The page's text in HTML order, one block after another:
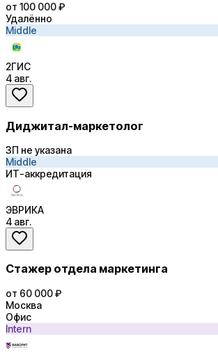
от 100 000 ₽
Удалённо
Middle
2ГИС
4 авг.
Диджитал-маркетолог
ЗП не указана
Middle
ИТ-аккредитация
ЭВРИКА
4 авг.
Стажер отдела маркетинга
от 60 000 ₽
Москва
Офис
Intern